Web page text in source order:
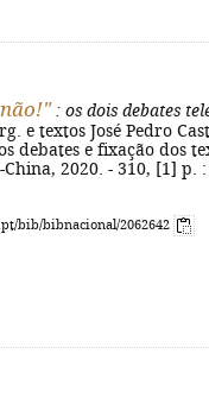
não!" : os dois debates
e textos José Pedro
debates e fixação dos
2020. - 310, [1] p.
bib/bibnacional/2062642